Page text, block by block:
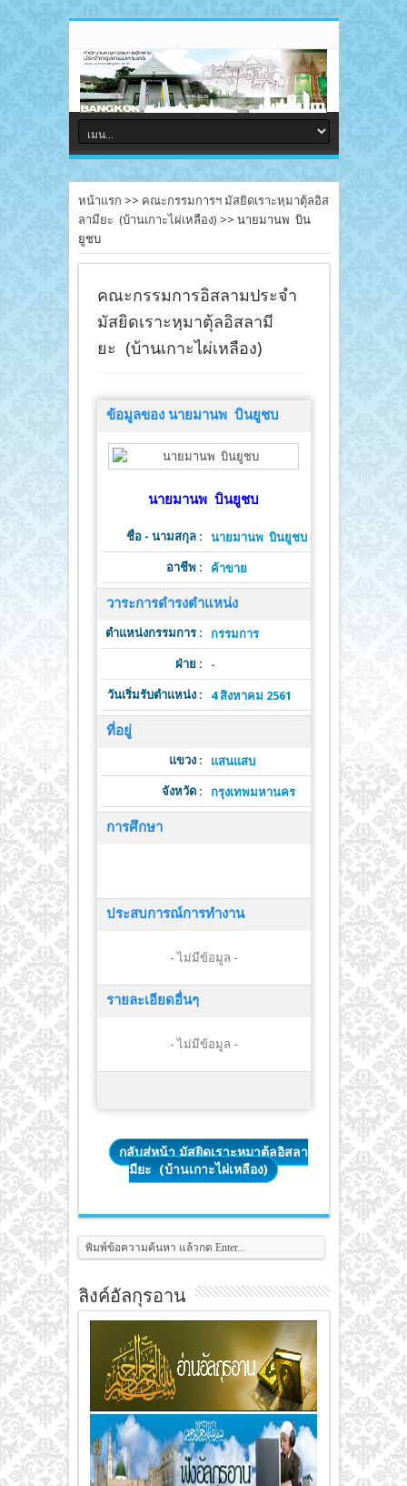
หน้าแรก >> คณะกรรมการฯ มัสยิดเราะหฺมาตุ้ลอิส
ลามียะ (บ้านเกาะไผ่เหลือง) >> นายมานพ บิน
ยูชบ
คณะกรรมการอิสลามประจำ
มัสยิดเราะหฺมาตุ้ลอิสลามี
ยะ (บ้านเกาะไผ่เหลือง)
ข้อมูลของ นายมานพ บินยูชบ
นายมานพ บินยูชบ
ชื่อ - นามสกุล : นายมานพ บินยูชบ
อาชีพ : ค้าขาย
วาระการดำรงตำแหน่ง
ตำแหน่งกรรมการ : กรรมการ
ฝ่าย : -
วันเริ่มรับตำแหน่ง : 4 สิงหาคม 2561
ที่อยู่
แขวง : แสนแสบ
จังหวัด : กรุงเทพมหานคร ร
การศึกษา
ประสบการณ์การทำงาน
- ไม่มีข้อมูล -
รายละเอียดอื่นๆ
- ไม่มีข้อมูล -
กลับสู่หน้า มัสยิดเราะหฺมาตุ้ลอิสลา
มียะ (บ้านเกาะไผ่เหลือง)
ลิงค์อัลกุรอาน